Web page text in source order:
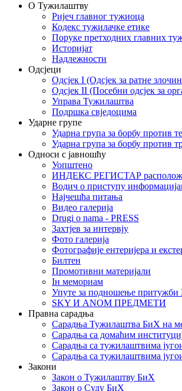
О Тужилаштву
Ријеч главног тужиоца
Кодекс тужилачке етике
Поруке претходних главних
Историјат
Надлежности
Одсјеци
Одсјек I (Одсјек за ратне
Одсјек II (Посебни одсјек за
Управа Тужилаштва
Подршка свједоцима
Ударне групе
Ударна група за борбу против
Ударна група за борбу против
Односи с јавношћу
Уопштено
ИНДЕКС РЕГИСТАР
Водич о приступу
Најчешћа питања
Видео галерија
Drugi o nama - PRESS
Захтјев за интервју
Фото галерија
Фотографије ентеријера и
Билтен
Промотивни материјали
Iн мемориам
Упуте за подношење
SKY И ANOM ПРЕДМЕТИ
Правна сарадња
Сарадња Тужилаштва БиХ на
Сарадња са домаћим
Сарадња са тужилаштвима
Сарадња са тужилаштвима
Закони
Закон о Тужилаштву БиХ
Закон о Суду БиХ